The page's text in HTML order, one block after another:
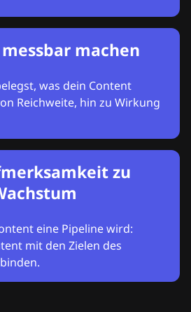
machen
was dein Content
Reichweite, hin zu Wirkung
zu
eine Pipeline wird:
mit den Zielen des